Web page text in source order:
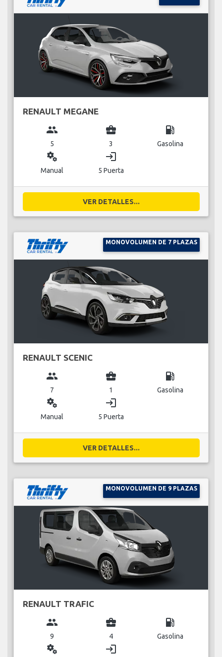
RENAULT MEGANE
group
5
business_center
3
local_gas_station
Gasolina
miscellaneous_services
Manual
login
5 Puerta
VER DETALLES...
MONOVOLUMEN DE 7 PLAZAS
RENAULT SCENIC
group
7
business_center
1
local_gas_station
Gasolina
miscellaneous_services
Manual
login
5 Puerta
VER DETALLES...
MONOVOLUMEN DE 9 PLAZAS
RENAULT TRAFIC
group
9
business_center
4
local_gas_station
Gasolina
miscellaneous_services login